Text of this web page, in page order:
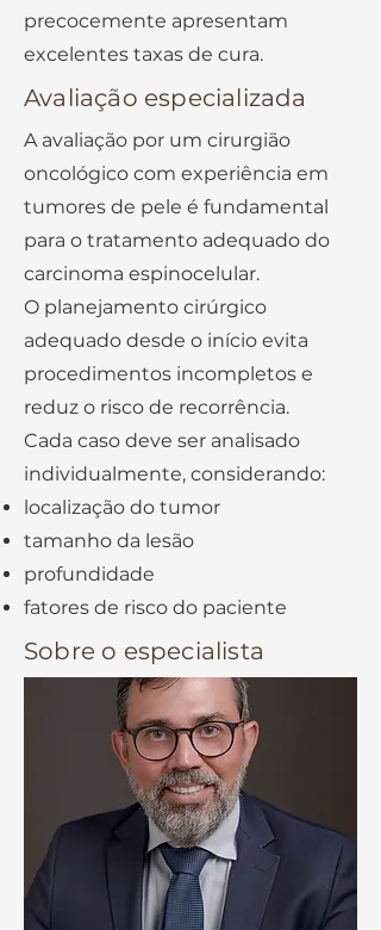
precocemente apresentam
excelentes taxas de cura.
Avaliação especializada
A avaliação por um cirurgião
oncológico com experiência em
tumores de pele é fundamental
para o tratamento adequado do
carcinoma espinocelular.
O planejamento cirúrgico
adequado desde o início evita
procedimentos incompletos e
reduz o risco de recorrência.
Cada caso deve ser analisado
individualmente, considerando:
localização do tumor
tamanho da lesão
profundidade
fatores de risco do paciente
Sobre o especialista